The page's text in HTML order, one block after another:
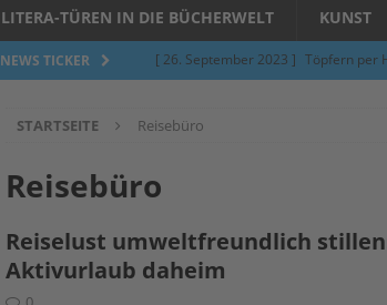
LITERA-TÜREN IN DIE BÜCHERWELT KUNST
NEWS TICKER [ 26. September 2023 ] Töpfern per
[ 5. Juni 2023 ]
[ 24. März 2023 ] Töpfern per Hand
STARTSEITE Reisebüro
Reisebüro
Reiselust umweltfreundlich
Aktivurlaub daheim